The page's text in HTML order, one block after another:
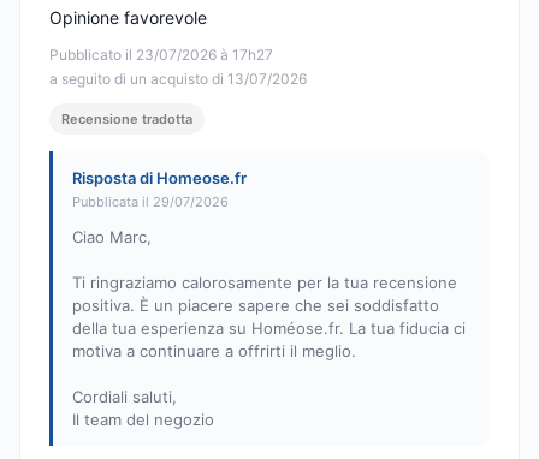
Pubblicato il 23/07/2026 à 17h27
a seguito di un acquisto di 13/07/2026
Opinione favorevole
Recensione tradotta
Risposta di Homeose.fr
Pubblicata il 29/07/2026
Ciao Marc,
Ti ringraziamo calorosamente per la tua recensione
positiva. È un piacere sapere che sei soddisfatto
della tua esperienza su Homéose.fr. La tua fiducia ci
motiva a continuare a offrirti il meglio.
Cordiali saluti,
Il team del negozio